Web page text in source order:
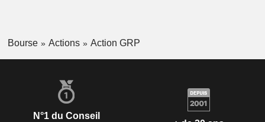
Bourse Actions Action GRP
N°1 du Conseil